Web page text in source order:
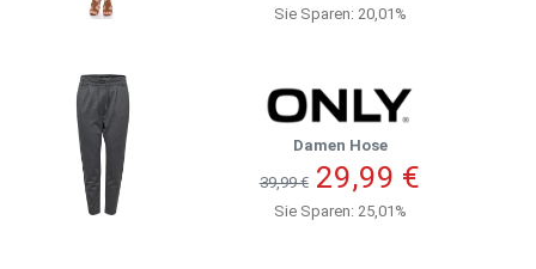
Sie Sparen: 20,01%
Damen Hose
39,99 € 29,99 €
Sie Sparen: 25,01%